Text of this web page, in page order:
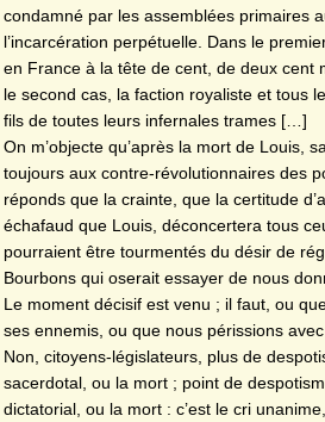
condamné par les assemblées primaires
l’incarcération perpétuelle. Dans le
en France à la tête de cent, de deux
le second cas, la faction royaliste et tous
fils de toutes leurs infernales trames […]
On m’objecte qu’après la mort de Louis,
toujours aux contre-révolutionnaires des
réponds que la crainte, que la certitude
échafaud que Louis, déconcertera tous
pourraient être tourmentés du désir de
Bourbons qui oserait essayer de nous
Le moment décisif est venu ; il faut, ou
ses ennemis, ou que nous périssions avec
Non, citoyens-législateurs, plus de
sacerdotal, ou la mort ; point de
dictatorial, ou la mort : c’est le cri